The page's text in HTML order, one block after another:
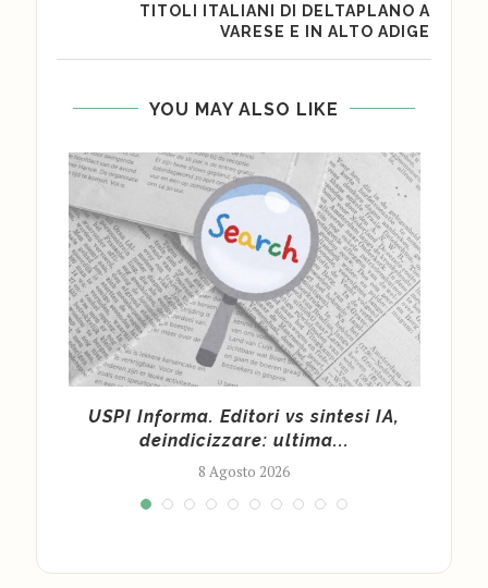
TITOLI ITALIANI DI DELTAPLANO A
VARESE E IN ALTO ADIGE
YOU MAY ALSO LIKE
USPI Informa. Editori vs sintesi IA,
deindicizzare: ultima...
8 Agosto 2026